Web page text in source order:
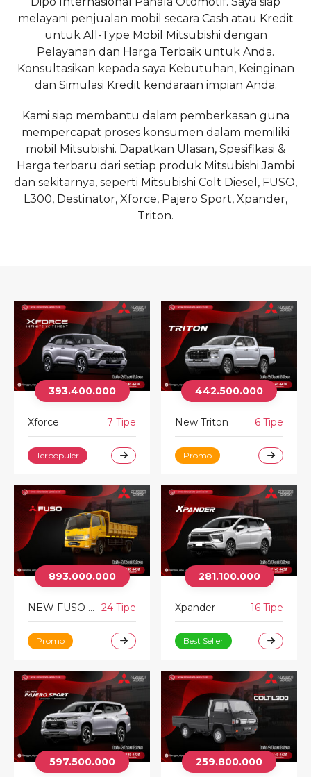
melayani penjualan mobil secara Cash atau Kredit
untuk All-Type Mobil Mitsubishi dengan
Pelayanan dan Harga Terbaik untuk Anda.
Konsultasikan kepada saya Kebutuhan, Keinginan
dan Simulasi Kredit kendaraan impian Anda.
Kami siap membantu dalam pemberkasan guna
mempercapat proses konsumen dalam memiliki
mobil Mitsubishi. Dapatkan Ulasan, Spesifikasi &
Harga terbaru dari setiap produk Mitsubishi Jambi
dan sekitarnya, seperti Mitsubishi Colt Diesel, FUSO,
L300, Destinator, Xforce, Pajero Sport, Xpander,
Triton.
393.400.000
Xforce 7 Tipe
Terpopuler
442.500.000
New Triton 6 Tipe
Promo
893.000.000
NEW FUSO FIGHTER 24 Tipe
Promo
281.100.000
Xpander 16 Tipe
Best Seller
597.500.000 259.800.000